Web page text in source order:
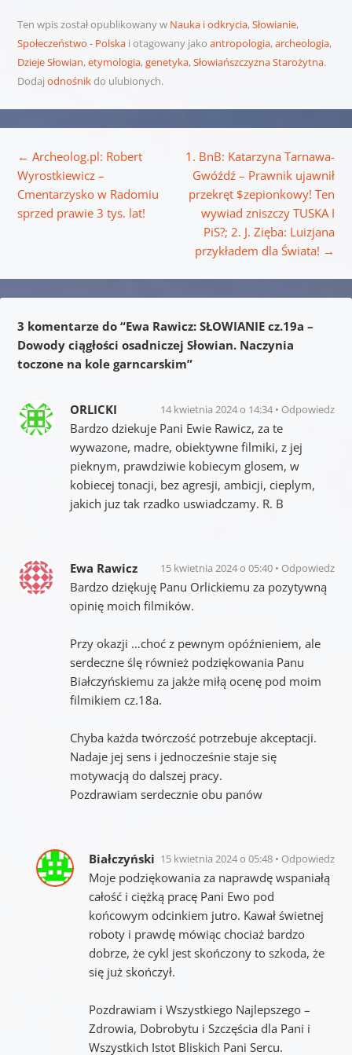
Ten wpis został opublikowany w Nauka i odkrycia,Słowianie,
Społeczeństwo - Polskai otagowany jako antropologia,archeologia,
Dzieje Słowian,etymologia,genetyka,Słowiańszczyzna Starożytna.
Dodaj odnośnikdo ulubionych.
← Archeolog.pl: Robert
Wyrostkiewicz –
Cmentarzysko w Radomiu
sprzed prawie 3 tys. lat!
1. BnB: Katarzyna Tarnawa-
Gwóźdź – Prawnik ujawnił
przekręt $zepionkowy! Ten
wywiad zniszczy TUSKA I
PiS?; 2. J. Zięba: Luizjana
przykładem dla Świata! →
3 komentarze do “Ewa Rawicz: SŁOWIANIE cz.19a –
Dowody ciągłości osadniczej Słowian. Naczynia
toczone na kole garncarskim”
ORLICKI 14 kwietnia 2024 o 14:34 Odpowiedz
Bardzo dziekuje Pani Ewie Rawicz, za te
wywazone, madre, obiektywne filmiki, z jej
pieknym, prawdziwie kobiecym glosem, w
kobiecej tonacji, bez agresji, ambicji, cieplym,
jakich juz tak rzadko uswiadczamy. R. B
Ewa Rawicz 15 kwietnia 2024 o 05:40 Odpowiedz
Bardzo dziękuję Panu Orlickiemu za pozytywną
opinię moich filmików.
Przy okazji …choć z pewnym opóźnieniem, ale
serdeczne ślę również podziękowania Panu
Białczyńskiemu za jakże miłą ocenę pod moim
filmikiem cz.18a.
Chyba każda twórczość potrzebuje akceptacji.
Nadaje jej sens i jednocześnie staje się
motywacją do dalszej pracy.
Pozdrawiam serdecznie obu panów
Białczyński 15 kwietnia 2024 o 05:48 Odpowiedz
Moje podziękowania za naprawdę wspaniałą
całość i ciężką pracę Pani Ewo pod
końcowym odcinkiem jutro. Kawał świetnej
roboty i prawdę mówiąc chociaż bardzo
dobrze, że cykl jest skończony to szkoda, że
się już skończył.
Pozdrawiam i Wszystkiego Najlepszego –
Zdrowia, Dobrobytu i Szczęścia dla Pani i
Wszystkich Istot Bliskich Pani Sercu.